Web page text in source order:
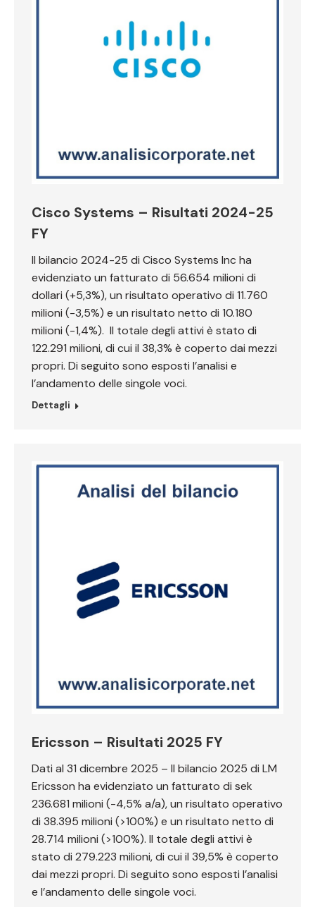
Cisco Systems – Risultati 2024-25
FY
Il bilancio 2024-25 di Cisco Systems Inc ha
evidenziato un fatturato di 56.654 milioni di
dollari (+5,3%), un risultato operativo di 11.760
milioni (-3,5%) e un risultato netto di 10.180
milioni (-1,4%). Il totale degli attivi è stato di
122.291 milioni, di cui il 38,3% è coperto dai mezzi
propri. Di seguito sono esposti l’analisi e
l’andamento delle singole voci.
Dettagli
Ericsson – Risultati 2025 FY
Dati al 31 dicembre 2025 – Il bilancio 2025 di LM
Ericsson ha evidenziato un fatturato di sek
236.681 milioni (-4,5% a/a), un risultato operativo
di 38.395 milioni (>100%) e un risultato netto di
28.714 milioni (>100%). Il totale degli attivi è
stato di 279.223 milioni, di cui il 39,5% è coperto
dai mezzi propri. Di seguito sono esposti l’analisi
e l’andamento delle singole voci.